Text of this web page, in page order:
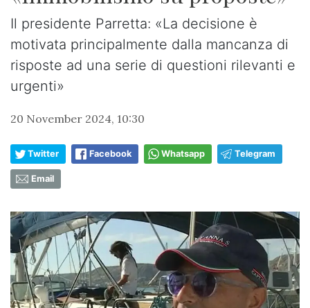
Il presidente Parretta: «La decisione è
motivata principalmente dalla mancanza di
risposte ad una serie di questioni rilevanti e
urgenti»
20 November 2024, 10:30
Twitter Facebook Whatsapp Telegram
Email